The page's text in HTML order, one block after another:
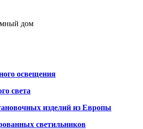
дом
освещения
света
изделий из Европы
светильников